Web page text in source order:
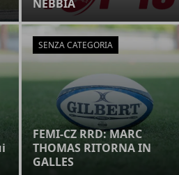
NEBBIA
SENZA CATEGORIA
FEMI-CZ RRD: MARC
THOMAS RITORNA IN
GALLES